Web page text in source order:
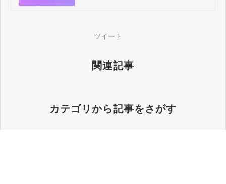
ツイート
関連記事
カテゴリから記事をさがす